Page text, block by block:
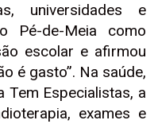
universidades e
Pé-de-Meia como
escolar e afirmou
é gasto”. Na saúde,
Especialistas, a
exames e